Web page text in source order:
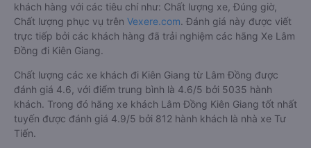
khách hàng với các tiêu chí như: Chất lượng xe, Đúng giờ,
Chất lượng phục vụ trên Vexere.com. Đánh giá này được viết
trực tiếp bởi các khách hàng đã trải nghiệm các hãng Xe Lâm
Đồng đi Kiên Giang.
Chất lượng các xe khách đi Kiên Giang từ Lâm Đồng được
đánh giá 4.6, với điểm trung bình là 4.6/5 bởi 5035 hành
khách. Trong đó hãng xe khách Lâm Đồng Kiên Giang tốt nhất
tuyến được đánh giá 4.9/5 bởi 812 hành khách là nhà xe Tư
Tiến.